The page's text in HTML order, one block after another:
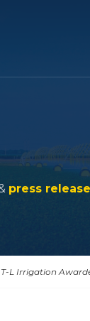
press
T-L Irrigation